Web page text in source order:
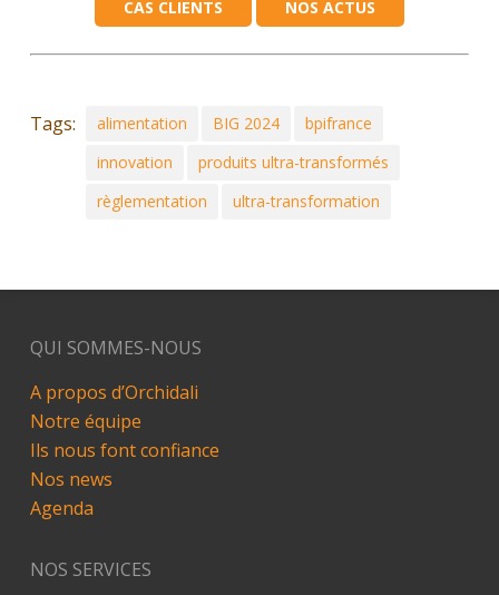
CAS CLIENTS NOS ACTUS
Tags: alimentation BIG 2024
bpifrance
innovation
produits ultra-transformés
règlementation
ultra-transformation
QUI SOMMES-NOUS
A propos d’Orchidali
Notre équipe
Ils nous font confiance
Nos news
Agenda
NOS SERVICES